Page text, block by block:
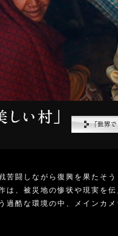
苦闘しながら復興を果たそ
は、被災地の惨状や現実を
過酷な環境の中、メイン